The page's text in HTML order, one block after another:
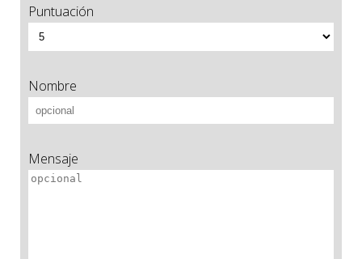
Puntuación
Nombre
Mensaje